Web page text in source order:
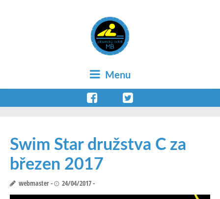
Menu
Swim Star družstva C za
březen 2017
webmaster 24/04/2017